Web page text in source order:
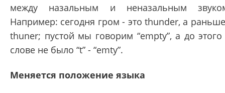
между назальным и неназальным
Например: сегодня гром - это thunder, а
thuner; пустой мы говорим “empty”, а до
слове не было “t” - “emty”.
Меняется положение языка